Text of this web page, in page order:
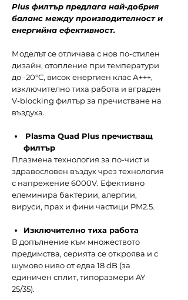
Plus филтър предлага най-добрия
баланс между производителност и
енергийна ефективност.
Моделът се отличава с нов по-стилен
дизайн, отопление при температури
до -20°C, висок енергиен клас А+++,
изключително тиха работа и вграден
V-blocking филтър за пречистване на
въздуха.
Plasma Quad Plus пречистващ
филтър
Плазмена технология за по-чист и
здравословен въздух чрез технология
с напрежение 6000V. Ефективно
елеминира бактерии, алергии,
вируси, прах и фини частици PM2.5.
Изключително тиха работа
В допълнение към множеството
предимства, серията се откроява и с
шумово ниво от едва 18 dB (за
единичен сплит, типоразмери AY
25/35).